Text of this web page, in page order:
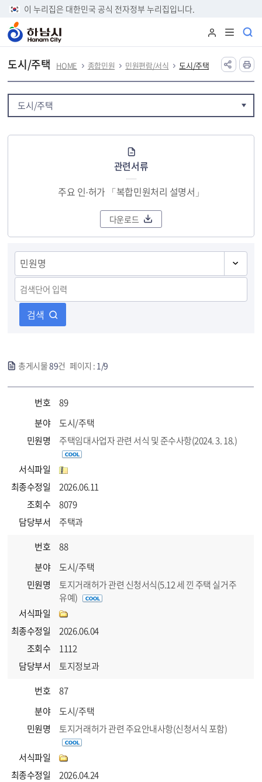
본문 바로가기
이 누리집은 대한민국 공식 전자정부 누리집입니다.
도시/주택 HOME 종합민원 민원편람/서식 도시/주택
도시/주택
관련서류
주요 인·허가 「복합민원처리 설명서」
다운로드
검색
총게시물89건 페이지 : 1/9
번호
89
분야
도시/주택
민원명
주택임대사업자 관련 서식 및 준수사항(2024. 3. 18.)
서식파일
최종수정일
2026.06.11
조회수
8079
담당부서
주택과
번호
88
분야
도시/주택
민원명
토지거래허가 관련 신청서식(5.12 세 낀 주택 실거주
유예)
서식파일
최종수정일
2026.06.04
조회수
1112
담당부서
토지정보과
번호
87
분야
도시/주택
민원명
토지거래허가 관련 주요안내사항(신청서식 포함)
서식파일
최종수정일
2026.04.24